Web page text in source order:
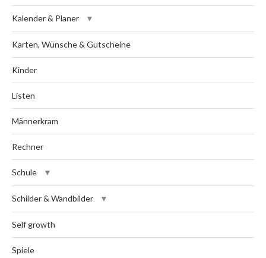
Kalender & Planer
Karten, Wünsche & Gutscheine
Kinder
Listen
Männerkram
Rechner
Schule
Schilder & Wandbilder
Self growth
Spiele